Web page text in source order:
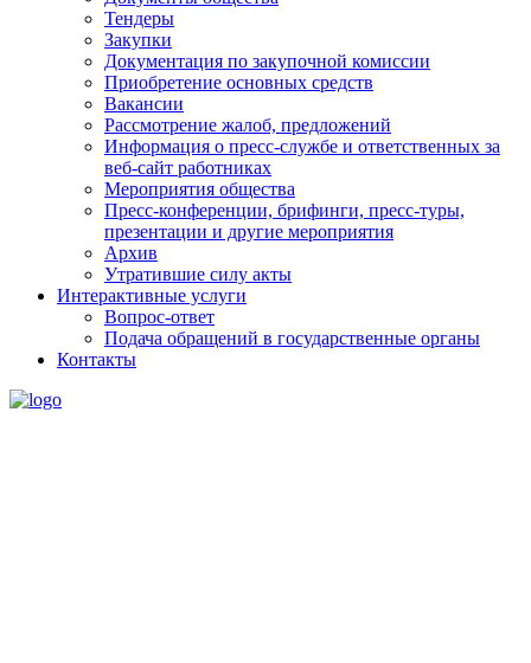
Тендеры
Закупки
Документация по закупочной комиссии
Приобретение основных средств
Вакансии
Рассмотрение жалоб, предложений
Информация о пресс-службе и ответственных за
веб-сайт работниках
Мероприятия общества
Пресс-конференции, брифинги, пресс-туры,
презентации и другие мероприятия
Архив
Утратившие силу акты
Интерактивные услуги
Вопрос-ответ
Подача обращений в государственные органы
Контакты